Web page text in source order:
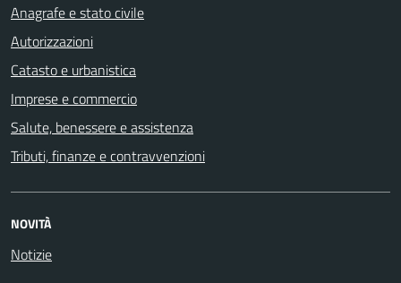
Anagrafe e stato civile
Autorizzazioni
Catasto e urbanistica
Imprese e commercio
Salute, benessere e assistenza
Tributi, finanze e contravvenzioni
NOVITÀ
Notizie